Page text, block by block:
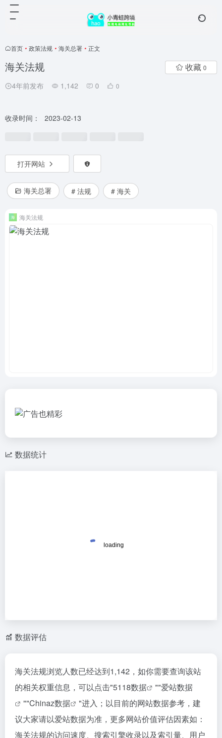
首页 • 政策法规 • 海关总署 • 正文
海关法规
4年前发布 1,142 0 0
收藏 0
收录时间： 2023-02-13
打开网站
海关总署 # 法规 # 海关
海关法规
数据统计
数据评估
海关法规浏览人数已经达到1,142，如你需要查询该站
的相关权重信息，可以点击"5118数据 ""爱站数据
""Chinaz数据
"进入；以目前的网站数据参考，建
议大家请以爱站数据为准，更多网站价值评估因素如：
海关法规的访问速度、搜索引擎收录以及索引量、用户